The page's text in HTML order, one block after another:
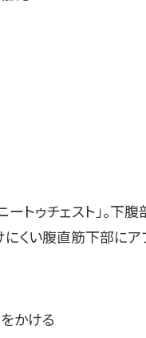
トゥチェスト」。下
くい腹直筋下部にア
かける